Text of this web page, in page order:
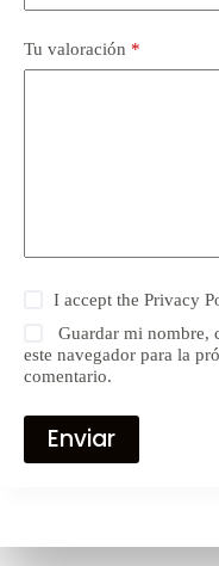
Tu valoración *
I accept thePrivacy
Guardar mi nombre,
este navegador para la
comentario.
Enviar